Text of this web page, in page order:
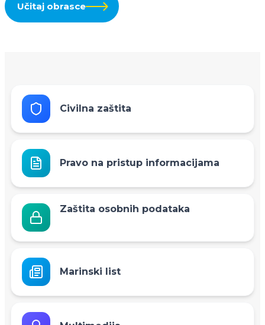
Učitaj obrasce
Civilna zaštita
Pravo na pristup informacijama
Zaštita osobnih podataka
Marinski list